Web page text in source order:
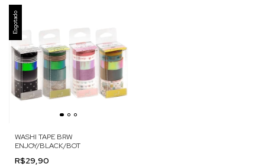
Esgotado
WASHI TAPE BRW
ENJOY/BLACK/BOT
R$29,90